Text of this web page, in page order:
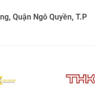
Quận Ngô Quyền, T.P